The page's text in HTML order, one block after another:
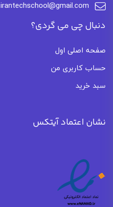
irantechschool@gmail.com
دنبال چی می گردی؟
صفحه اصلی اول
حساب کاربری من
سبد خرید
نشان اعتماد آیتکس